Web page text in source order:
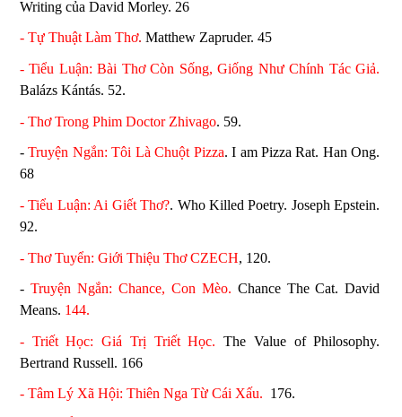
Writing của David Morley. 26
- Tự Thuật Làm Thơ. Matthew Zapruder. 45
- Tiểu Luận: Bài Thơ Còn Sống, Giống Như Chính Tác Giả.
Balázs Kántás. 52.
- Thơ Trong Phim Doctor Zhivago. 59.
-Truyện Ngắn: Tôi Là Chuột Pizza. I am Pizza Rat. Han Ong.
68
- Tiểu Luận: Ai Giết Thơ?. Who Killed Poetry. Joseph Epstein.
92.
- Thơ Tuyển: Giới Thiệu Thơ CZECH, 120.
- Truyện Ngắn: Chance, Con Mèo. Chance The Cat. David
Means. 144.
- Triết Học: Giá Trị Triết Học.The Value of Philosophy.
Bertrand Russell. 166
- Tâm Lý Xã Hội: Thiên Nga Từ Cái Xấu. 176.